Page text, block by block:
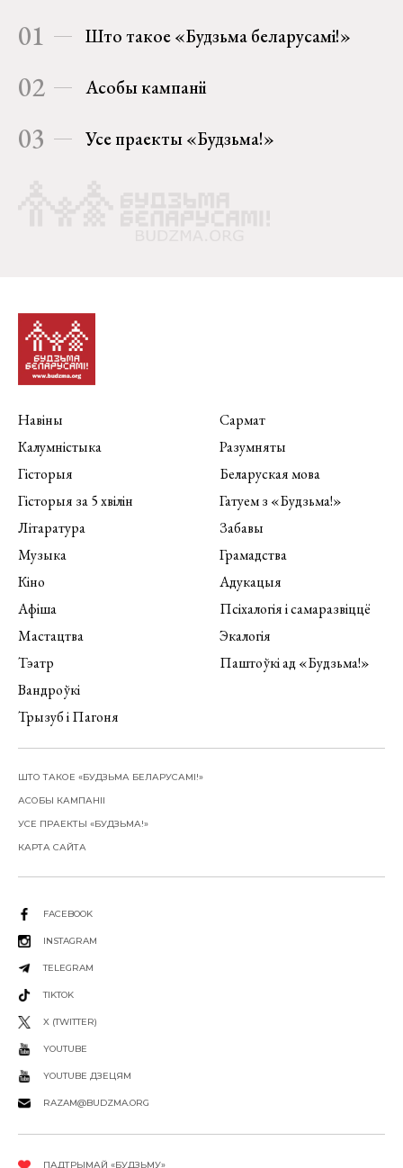
01 Што такое «Будзьма беларусамі!»
02 Асобы кампаніі
03 Усе праекты «Будзьма!»
Навіны
Калумністыка
Гісторыя
Гісторыя за 5 хвілін
Літаратура
Музыка
Кіно
Афіша
Мастацтва
Тэатр
Вандроўкі
Трызуб і Пагоня
Сармат
Разумняты
Беларуская мова
Гатуем з «Будзьма!»
Забавы
Грамадства
Адукацыя
Псіхалогія і самаразвіццё
Экалогія
Паштоўкі ад «Будзьма!»
ШТО ТАКОЕ «БУДЗЬМА БЕЛАРУСАМІ!»
АСОБЫ КАМПАНІІ
УСЕ ПРАЕКТЫ «БУДЗЬМА!»
КАРТА САЙТА
FACEBOOK
INSTAGRAM
TELEGRAM
TIKTOK
X (TWITTER)
YOUTUBE
YOUTUBE ДЗЕЦЯМ
RAZAM@BUDZMA.ORG
ПАДТРЫМАЙ «БУДЗЬМУ»